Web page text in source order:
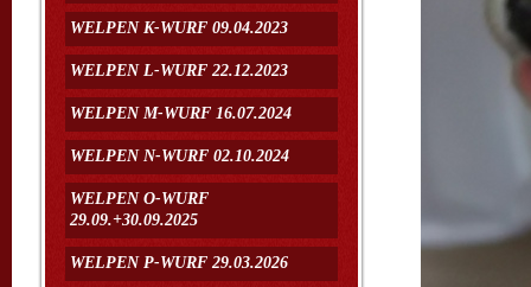
WELPEN K-WURF 09.04.2023
WELPEN L-WURF 22.12.2023
WELPEN M-WURF 16.07.2024
WELPEN N-WURF 02.10.2024
WELPEN O-WURF
29.09.+30.09.2025
WELPEN P-WURF 29.03.2026